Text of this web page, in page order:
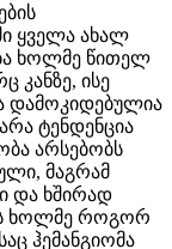
ყველა ახალ
ხოლმე წითელ
კანზე, ისე
დამოკიდებულია
ტენდენცია
არსებობს
მაგრამ
და ხშირად
ხოლმე როგორ
ჰემანგიომა